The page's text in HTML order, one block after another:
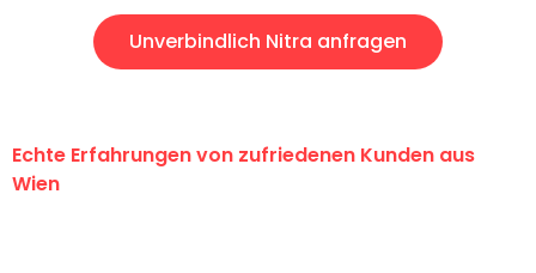
Unverbindlich Nitra anfragen
Echte Erfahrungen von zufriedenen Kunden aus
Wien